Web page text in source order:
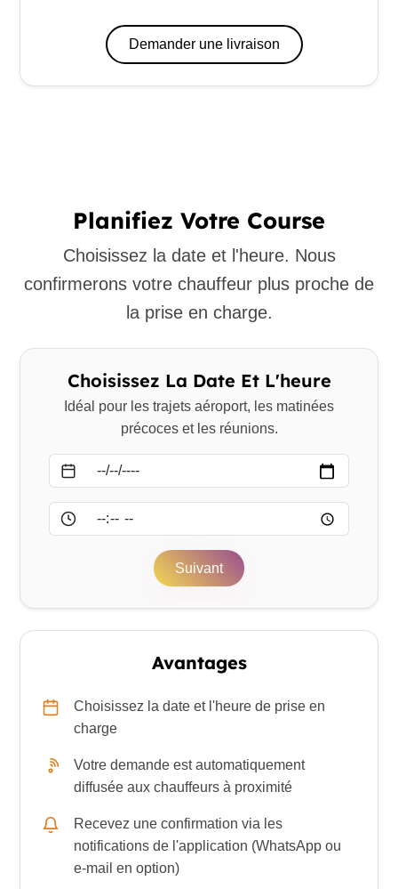
Demander une livraison
Planifiez Votre Course
Choisissez la date et l'heure. Nous
confirmerons votre chauffeur plus proche de
la prise en charge.
Choisissez La Date Et L'heure
Idéal pour les trajets aéroport, les matinées
précoces et les réunions.
Suivant
Avantages
Choisissez la date et l'heure de prise en
charge
Votre demande est automatiquement
diffusée aux chauffeurs à proximité
Recevez une confirmation via les
notifications de l'application (WhatsApp ou
e-mail en option)